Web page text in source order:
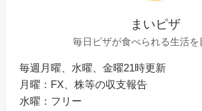
まいピザ
毎日ピザが食べられる生活を
毎週月曜、水曜、金曜21時更新
月曜：FX、株等の収支報告
水曜：フリー